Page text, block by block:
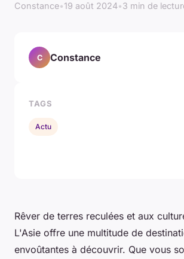
Constance•19 août 2024•3 min de
Rêver de terres reculées et aux
L'Asie offre une multitude de
envoûtantes à découvrir. Que vous
C Constance
TAGS
Actu